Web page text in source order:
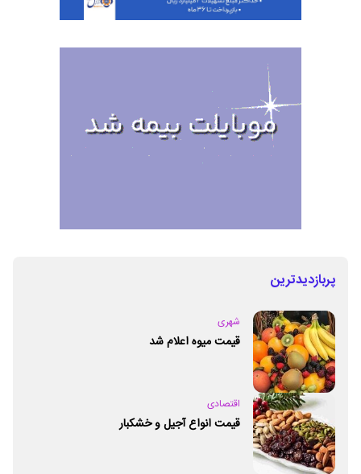
پربازدیدترین
شهری
قیمت میوه اعلام شد
اقتصادی
قیمت انواع آجیل و خشکبار